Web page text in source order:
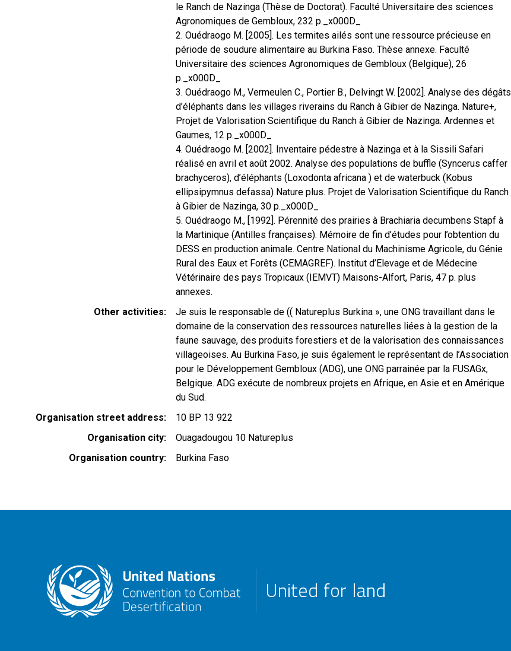
le Ranch de Nazinga (Thèse de Doctorat). Faculté Universitaire des sciences
Agronomiques de Gembloux, 232 p._x000D_
2. Ouédraogo M. [2005]. Les termites ailés sont une ressource précieuse en
période de soudure alimentaire au Burkina Faso. Thèse annexe. Faculté
Universitaire des sciences Agronomiques de Gembloux (Belgique), 26
p._x000D_
3. Ouédraogo M., Vermeulen C., Portier B., Delvingt W. [2002]. Analyse des dégâts
d’éléphants dans les villages riverains du Ranch à Gibier de Nazinga. Nature+,
Projet de Valorisation Scientifique du Ranch à Gibier de Nazinga. Ardennes et
Gaumes, 12 p._x000D_
4. Ouédraogo M. [2002]. Inventaire pédestre à Nazinga et à la Sissili Safari
réalisé en avril et août 2002. Analyse des populations de buffle (Syncerus caffer
brachyceros), d’éléphants (Loxodonta africana ) et de waterbuck (Kobus
ellipsipymnus defassa) Nature plus. Projet de Valorisation Scientifique du Ranch
à Gibier de Nazinga, 30 p._x000D_
5. Ouédraogo M., [1992]. Pérennité des prairies à Brachiaria decumbens Stapf à
la Martinique (Antilles françaises). Mémoire de fin d’études pour l’obtention du
DESS en production animale. Centre National du Machinisme Agricole, du Génie
Rural des Eaux et Forêts (CEMAGREF). Institut d’Elevage et de Médecine
Vétérinaire des pays Tropicaux (IEMVT) Maisons-Alfort, Paris, 47 p. plus
annexes.
Other activities
Je suis le responsable de (( Natureplus Burkina », une ONG travaillant dans le
domaine de la conservation des ressources naturelles liées à la gestion de la
faune sauvage, des produits forestiers et de la valorisation des connaissances
villageoises. Au Burkina Faso, je suis également le représentant de l’Association
pour le Développement Gembloux (ADG), une ONG parrainée par la FUSAGx,
Belgique. ADG exécute de nombreux projets en Afrique, en Asie et en Amérique
du Sud.
Organisation street address
10 BP 13 922
Organisation city
Ouagadougou 10 Natureplus
Organisation country
Burkina Faso
United for land